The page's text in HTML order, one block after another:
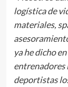
logística de
materiales,
ya he dicho
entrenadores
deportistas